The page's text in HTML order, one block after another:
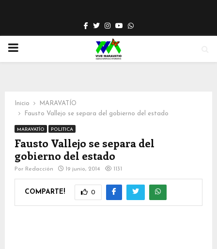
Facebook
TwitterInstagram
YoutubeWhatsapp
PRIMARY
Inicio
MARAVATÍO
Fausto Vallejo se separa del gobierno del estado
MARAVATÍO POLITICA
Fausto Vallejo se separa del
gobierno del estado
Por Redacción 19 junio, 2014 1131
COMPARTE! 0